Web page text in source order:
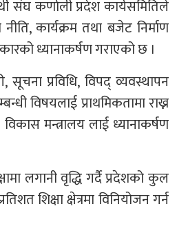
संघ कर्णाली प्रदेश कार्यसमितिले
नीति, कार्यक्रम तथा बजेट निर्माण
ध्यानाकर्षण गराएको छ ।
सूचना प्रविधि, विपद् व्यवस्थापन
विषयलाई प्राथमिकतामा राख्न
मन्त्रालय लाई ध्यानाकर्षण
लगानी वृद्धि गर्दै प्रदेशको कुल
शिक्षा क्षेत्रमा विनियोजन गर्न